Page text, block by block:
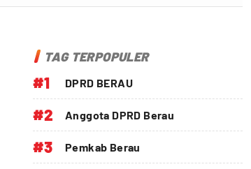
TAG TERPOPULER
#1 DPRD BERAU
#2 Anggota DPRD Berau
#3 Pemkab Berau